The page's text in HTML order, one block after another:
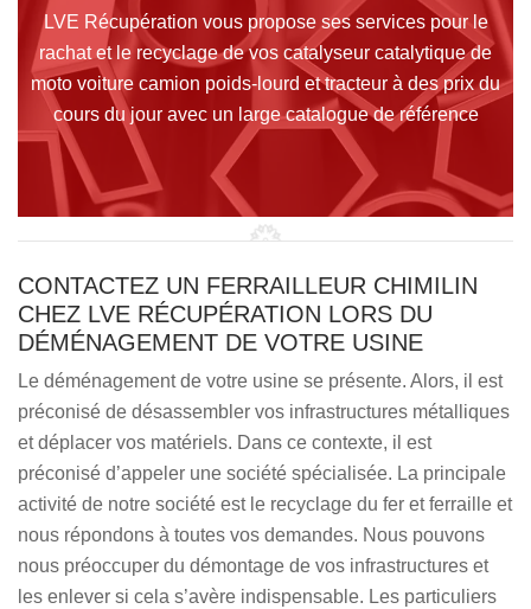
LVE Récupération vous propose ses services pour le
rachat et le recyclage de vos catalyseur catalytique de
moto voiture camion poids-lourd et tracteur à des prix du
cours du jour avec un large catalogue de référence
CONTACTEZ UN FERRAILLEUR CHIMILIN
CHEZ LVE RÉCUPÉRATION LORS DU
DÉMÉNAGEMENT DE VOTRE USINE
Le déménagement de votre usine se présente. Alors, il est
préconisé de désassembler vos infrastructures métalliques
et déplacer vos matériels. Dans ce contexte, il est
préconisé d’appeler une société spécialisée. La principale
activité de notre société est le recyclage du fer et ferraille et
nous répondons à toutes vos demandes. Nous pouvons
nous préoccuper du démontage de vos infrastructures et
les enlever si cela s’avère indispensable. Les particuliers